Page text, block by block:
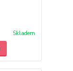
Skladem